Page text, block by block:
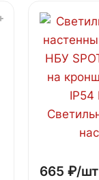
665 ₽/шт